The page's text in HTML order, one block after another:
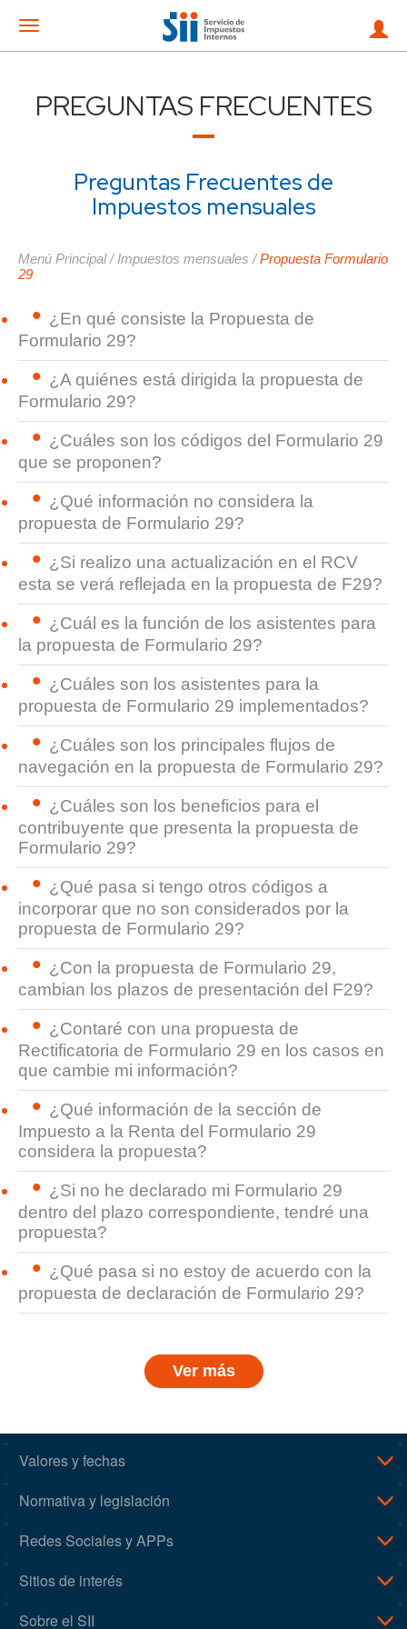
PREGUNTAS FRECUENTES
Preguntas Frecuentes de
Impuestos mensuales
Menú Principal/ Impuestos mensuales /Propuesta Formulario
29
¿En qué consiste la Propuesta de
Formulario 29?
¿A quiénes está dirigida la propuesta de
Formulario 29?
¿Cuáles son los códigos del Formulario 29
que se proponen?
¿Qué información no considera la
propuesta de Formulario 29?
¿Si realizo una actualización en el RCV
esta se verá reflejada en la propuesta de F29?
¿Cuál es la función de los asistentes para
la propuesta de Formulario 29?
¿Cuáles son los asistentes para la
propuesta de Formulario 29 implementados?
¿Cuáles son los principales flujos de
navegación en la propuesta de Formulario 29?
¿Cuáles son los beneficios para el
contribuyente que presenta la propuesta de
Formulario 29?
¿Qué pasa si tengo otros códigos a
incorporar que no son considerados por la
propuesta de Formulario 29?
¿Con la propuesta de Formulario 29,
cambian los plazos de presentación del F29?
¿Contaré con una propuesta de
Rectificatoria de Formulario 29 en los casos en
que cambie mi información?
¿Qué información de la sección de
Impuesto a la Renta del Formulario 29
considera la propuesta?
¿Si no he declarado mi Formulario 29
dentro del plazo correspondiente, tendré una
propuesta?
¿Qué pasa si no estoy de acuerdo con la
propuesta de declaración de Formulario 29?
Ver más
Valores y fechas
Normativa y legislación
Redes Sociales y APPs
Sitios de interés
Sobre el SII
Mostrar
menu